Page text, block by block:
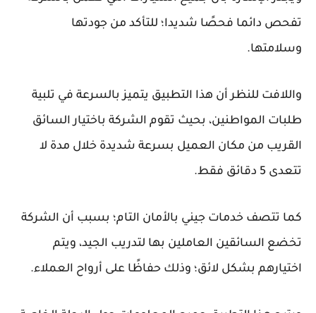
تفحص دائما فحصًا شديدا؛ للتأكد من جودتها
وسلامتها.
واللافت للنظر أن هذا التطبيق يتميز بالسرعة في تلبية
طلبات المواطنين، بحيث تقوم الشركة باختيار السائق
القريب من مكان العميل بسرعة شديدة خلال مدة لا
تتعدى 5 دقائق فقط.
كما تتصف خدمات جيني بالأمان التام؛ بسبب أن الشركة
تخضع السائقين العاملين بها لتدريب الجيد، ويتم
اختيارهم بشكل لائق؛ وذلك حفاظًا على أرواح العملاء.